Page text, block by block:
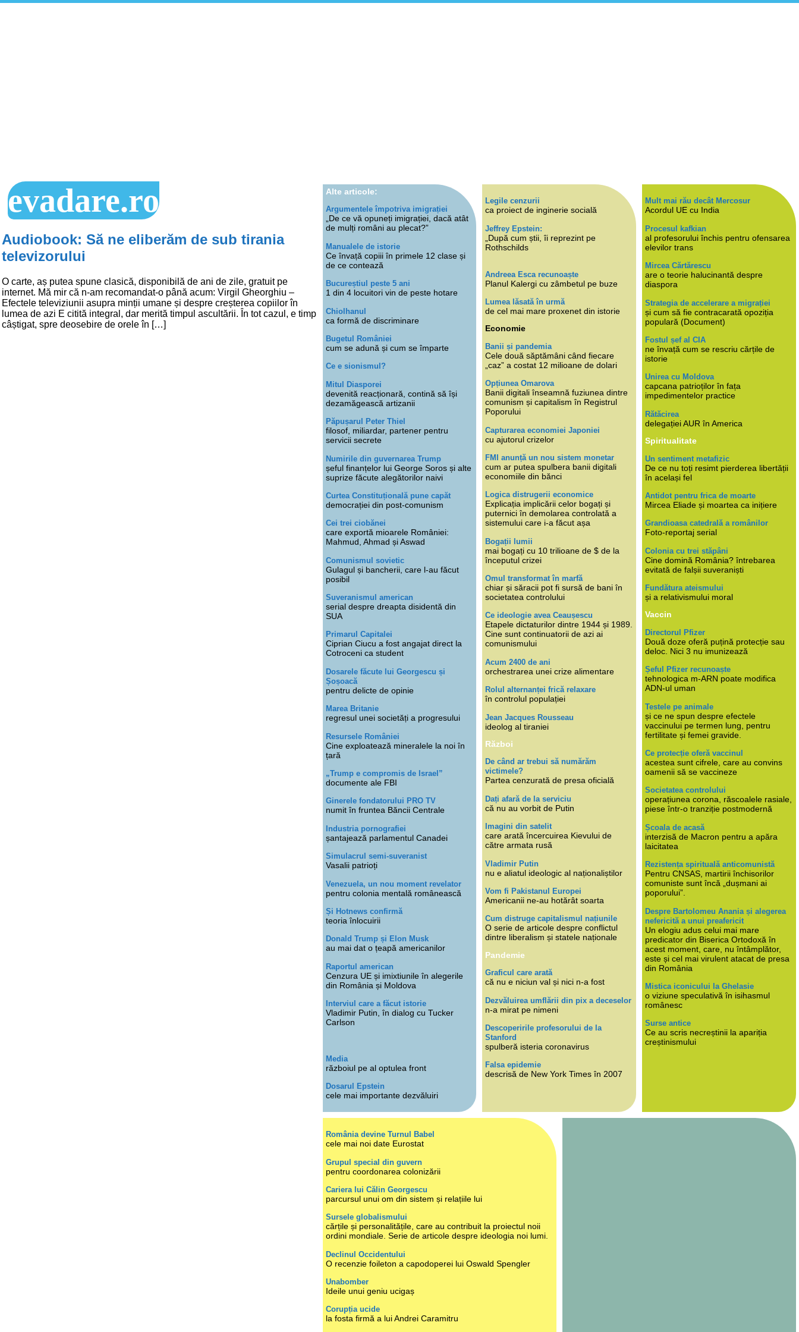
evadare.ro
Audiobook: Să ne eliberăm de sub tirania
televizorului
O carte, aș putea spune clasică, disponibilă de ani de zile, gratuit pe
internet. Mă mir că n-am recomandat-o până acum: Virgil Gheorghiu –
Efectele televiziunii asupra minții umane și despre creșterea copiilor în
lumea de azi E citită integral, dar merită timpul ascultării. În tot cazul, e timp
câștigat, spre deosebire de orele în […]
Alte articole:
Argumentele împotriva imigrației
„De ce vă opuneți imigrației, dacă atât
de mulți români au plecat?”
Manualele de istorie
Ce învață copiii în primele 12 clase și
de ce contează
Bucureștiul peste 5 ani
1 din 4 locuitori vin de peste hotare
Chiolhanul
ca formă de discriminare
Bugetul României
cum se adună și cum se împarte
Ce e sionismul?
Mitul Diasporei
devenită reacționară, contină să își
dezamăgească artizanii
Păpușarul Peter Thiel
filosof, miliardar, partener pentru
servicii secrete
Numirile din guvernarea Trump
șeful finanțelor lui George Soros și alte
suprize făcute alegătorilor naivi
Curtea Constituțională pune capăt
democrației din post-comunism
Cei trei ciobănei
care exportă mioarele României:
Mahmud, Ahmad și Aswad
Comunismul sovietic
Gulagul și bancherii, care l-au făcut
posibil
Suveranismul american
serial despre dreapta disidentă din
SUA
Primarul Capitalei
Ciprian Ciucu a fost angajat direct la
Cotroceni ca student
Dosarele făcute lui Georgescu și
Șoșoacă
pentru delicte de opinie
Marea Britanie
regresul unei societăți a progresului
Resursele României
Cine exploatează mineralele la noi în
țară
„Trump e compromis de Israel”
documente ale FBI
Ginerele fondatorului PRO TV
numit în fruntea Băncii Centrale
Industria pornografiei
șantajează parlamentul Canadei
Simulacrul semi-suveranist
Vasalii patrioți
Venezuela, un nou moment revelator
pentru colonia mentală românească
Și Hotnews confirmă
teoria înlocuirii
Donald Trump și Elon Musk
au mai dat o țeapă americanilor
Raportul american
Cenzura UE și imixtiunile în alegerile
din România și Moldova
Interviul care a făcut istorie
Vladimir Putin, în dialog cu Tucker
Carlson
Media
războiul pe al optulea front
Dosarul Epstein
cele mai importante dezvăluiri
Legile cenzurii
ca proiect de inginerie socială
Jeffrey Epstein:
„După cum știi, îi reprezint pe
Rothschilds
Andreea Esca recunoaște
Planul Kalergi cu zâmbetul pe buze
Lumea lăsată în urmă
de cel mai mare proxenet din istorie
Economie
Banii și pandemia
Cele două săptămâni când fiecare
„caz” a costat 12 milioane de dolari
Opțiunea Omarova
Banii digitali înseamnă fuziunea dintre
comunism și capitalism în Registrul
Poporului
Capturarea economiei Japoniei
cu ajutorul crizelor
FMI anunță un nou sistem monetar
cum ar putea spulbera banii digitali
economiile din bănci
Logica distrugerii economice
Explicația implicării celor bogați și
puternici în demolarea controlată a
sistemului care i-a făcut așa
Bogații lumii
mai bogați cu 10 trilioane de $ de la
începutul crizei
Omul transformat în marfă
chiar și săracii pot fi sursă de bani în
societatea controlului
Ce ideologie avea Ceaușescu
Etapele dictaturilor dintre 1944 și 1989.
Cine sunt continuatorii de azi ai
comunismului
Acum 2400 de ani
orchestrarea unei crize alimentare
Rolul alternanței frică relaxare
în controlul populației
Jean Jacques Rousseau
ideolog al tiraniei
Război
De când ar trebui să numărăm
victimele?
Partea cenzurată de presa oficială
Dați afară de la serviciu
că nu au vorbit de Putin
Imagini din satelit
care arată încercuirea Kievului de
către armata rusă
Vladimir Putin
nu e aliatul ideologic al naționaliștilor
Vom fi Pakistanul Europei
Americanii ne-au hotărât soarta
Cum distruge capitalismul națiunile
O serie de articole despre conflictul
dintre liberalism și statele naționale
Pandemie
Graficul care arată
că nu e niciun val și nici n-a fost
Dezvăluirea umflării din pix a deceselor
n-a mirat pe nimeni
Descoperirile profesorului de la
Stanford
spulberă isteria coronavirus
Falsa epidemie
descrisă de New York Times în 2007
Mult mai rău decât Mercosur
Acordul UE cu India
Procesul kafkian
al profesorului închis pentru ofensarea
elevilor trans
Mircea Cărtărescu
are o teorie halucinantă despre
diaspora
Strategia de accelerare a migrației
și cum să fie contracarată opoziția
populară (Document)
Fostul șef al CIA
ne învață cum se rescriu cărțile de
istorie
Unirea cu Moldova
capcana patrioților în fața
impedimentelor practice
Rătăcirea
delegației AUR în America
Spiritualitate
Un sentiment metafizic
De ce nu toți resimt pierderea libertății
în același fel
Antidot pentru frica de moarte
Mircea Eliade și moartea ca inițiere
Grandioasa catedrală a românilor
Foto-reportaj serial
Colonia cu trei stăpâni
Cine domină România? întrebarea
evitată de falșii suveraniști
Fundătura ateismului
și a relativismului moral
Vaccin
Directorul Pfizer
Două doze oferă puțină protecție sau
deloc. Nici 3 nu imunizează
Șeful Pfizer recunoaște
tehnologica m-ARN poate modifica
ADN-ul uman
Testele pe animale
și ce ne spun despre efectele
vaccinului pe termen lung, pentru
fertilitate și femei gravide.
Ce protecție oferă vaccinul
acestea sunt cifrele, care au convins
oamenii să se vaccineze
Societatea controlului
operațiunea corona, răscoalele rasiale,
piese într-o tranziție postmodernă
Școala de acasă
interzisă de Macron pentru a apăra
laicitatea
Rezistența spirituală anticomunistă
Pentru CNSAS, martirii închisorilor
comuniste sunt încă „dușmani ai
poporului”.
Despre Bartolomeu Anania și alegerea
nefericită a unui preafericit
Un elogiu adus celui mai mare
predicator din Biserica Ortodoxă în
acest moment, care, nu întâmplător,
este și cel mai virulent atacat de presa
din România
Mistica iconicului la Ghelasie
o viziune speculativă în isihasmul
românesc
Surse antice
Ce au scris necreștinii la apariția
creștinismului
România devine Turnul Babel
cele mai noi date Eurostat
Grupul special din guvern
pentru coordonarea colonizării
Cariera lui Călin Georgescu
parcursul unui om din sistem și relațiile lui
Sursele globalismului
cărțile și personalitățile, care au contribuit la proiectul noii
ordini mondiale. Serie de articole despre ideologia noi lumi.
Declinul Occidentului
O recenzie foileton a capodoperei lui Oswald Spengler
Unabomber
Ideile unui geniu ucigaș
Corupția ucide
la fosta firmă a lui Andrei Caramitru